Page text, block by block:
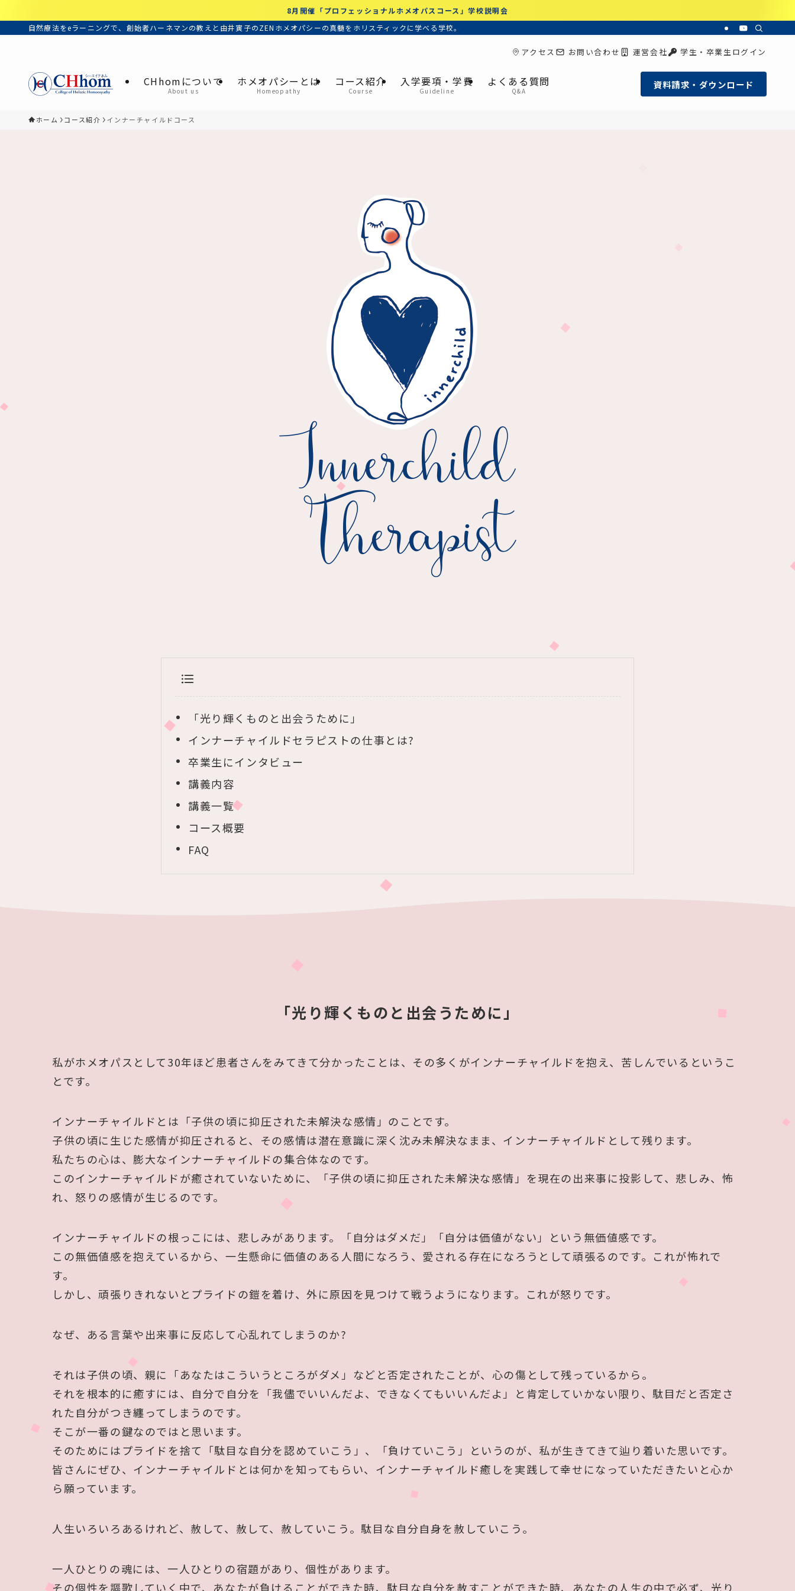
8月開催「プロフェッショナルホメオパスコース」学校説明会
自然療法をeラーニングで、創始者ハーネマンの教えと由井寅子のZENホメオパシーの真髄をホリスティックに学べる学校。
アクセス お問い合わせ 運営会社 学生・卒業生ログイン
CHhomについて
About us
ホメオパシーとは
Homeopathy
コース紹介
Course
入学要項・学費
Guideline
よくある質問
Q&A
資料請求・ダウンロード
ホーム コース紹介 インナーチャイルドコース
「光り輝くものと出会うために」
インナーチャイルドセラピストの仕事とは?
卒業生にインタビュー
講義内容
講義一覧
コース概要
FAQ
「光り輝くものと出会うために」
私がホメオパスとして30年ほど患者さんをみてきて分かったことは、その多くがインナーチャイルドを抱え、苦しんでいるというこ
とです。
インナーチャイルドとは「子供の頃に抑圧された未解決な感情」のことです。
子供の頃に生じた感情が抑圧されると、その感情は潜在意識に深く沈み未解決なまま、インナーチャイルドとして残ります。
私たちの心は、膨大なインナーチャイルドの集合体なのです。
このインナーチャイルドが癒されていないために、「子供の頃に抑圧された未解決な感情」を現在の出来事に投影して、悲しみ、怖
れ、怒りの感情が生じるのです。
インナーチャイルドの根っこには、悲しみがあります。「自分はダメだ」「自分は価値がない」という無価値感です。
この無価値感を抱えているから、一生懸命に価値のある人間になろう、愛される存在になろうとして頑張るのです。これが怖れで
す。
しかし、頑張りきれないとプライドの鎧を着け、外に原因を見つけて戦うようになります。これが怒りです。
なぜ、ある言葉や出来事に反応して心乱れてしまうのか?
それは子供の頃、親に「あなたはこういうところがダメ」などと否定されたことが、心の傷として残っているから。
それを根本的に癒すには、自分で自分を「我儘でいいんだよ、できなくてもいいんだよ」と肯定していかない限り、駄目だと否定さ
れた自分がつき纏ってしまうのです。
そこが一番の鍵なのではと思います。
そのためにはプライドを捨て「駄目な自分を認めていこう」、「負けていこう」というのが、私が生きてきて辿り着いた思いです。
皆さんにぜひ、インナーチャイルドとは何かを知ってもらい、インナーチャイルド癒しを実践して幸せになっていただきたいと心か
ら願っています。
人生いろいろあるけれど、赦して、赦して、赦していこう。駄目な自分自身を赦していこう。
一人ひとりの魂には、一人ひとりの宿題があり、個性があります。
その個性を謳歌していく中で、あなたが負けることができた時、駄目な自分を赦すことができた時、あなたの人生の中で必ず、光り